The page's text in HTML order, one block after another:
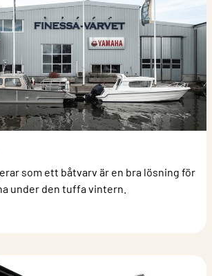
som ett båtvarv är en bra lösning för
under den tuffa vintern.